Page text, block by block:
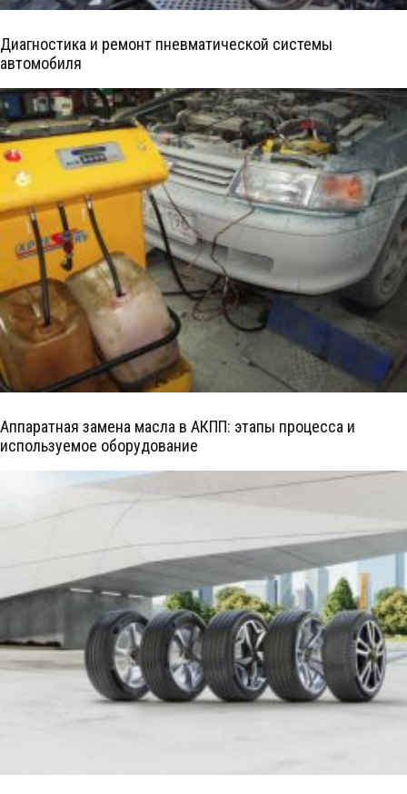
Диагностика и ремонт пневматической системы
автомобиля
Аппаратная замена масла в АКПП: этапы процесса и
используемое оборудование